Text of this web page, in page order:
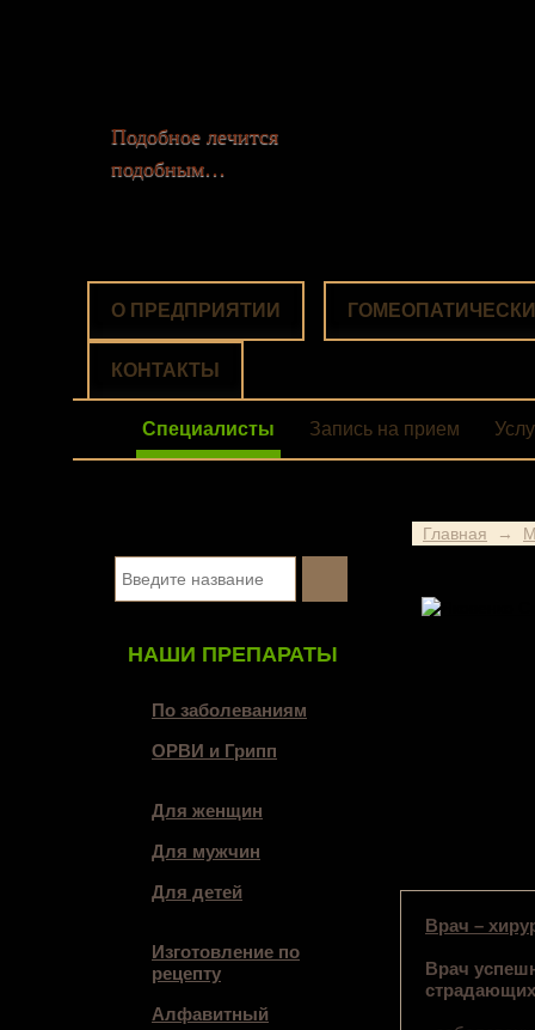
Подобное лечится
подобным…
О ПРЕДПРИЯТИИ
КОНТАКТЫ
Специалисты Запись на прием
Главная →
Врач –
Врач
НАШИ ПРЕПАРАТЫ
По заболеваниям
ОРВИ и Грипп
Для женщин
Для мужчин
Для детей
Изготовление по
рецепту
Алфавитный